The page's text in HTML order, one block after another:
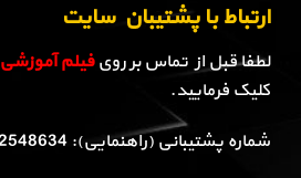
ارتباط با پشتیبان سایت
لطفا قبل از تماس بر رویفیلم آموزشی
کلیک فرمایید.
شماره پشتیبانی (راهنمایی): 09022548634